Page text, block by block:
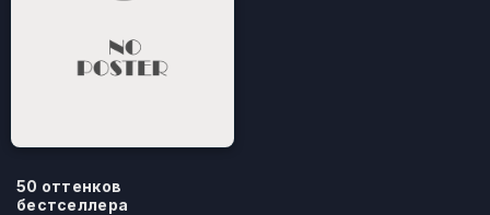
50 оттенков
бестселлера